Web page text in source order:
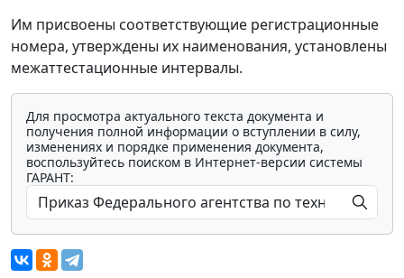
Им присвоены соответствующие регистрационные
номера, утверждены их наименования, установлены
межаттестационные интервалы.
Для просмотра актуального текста документа и
получения полной информации о вступлении в силу,
изменениях и порядке применения документа,
воспользуйтесь поиском в Интернет-версии системы
ГАРАНТ: